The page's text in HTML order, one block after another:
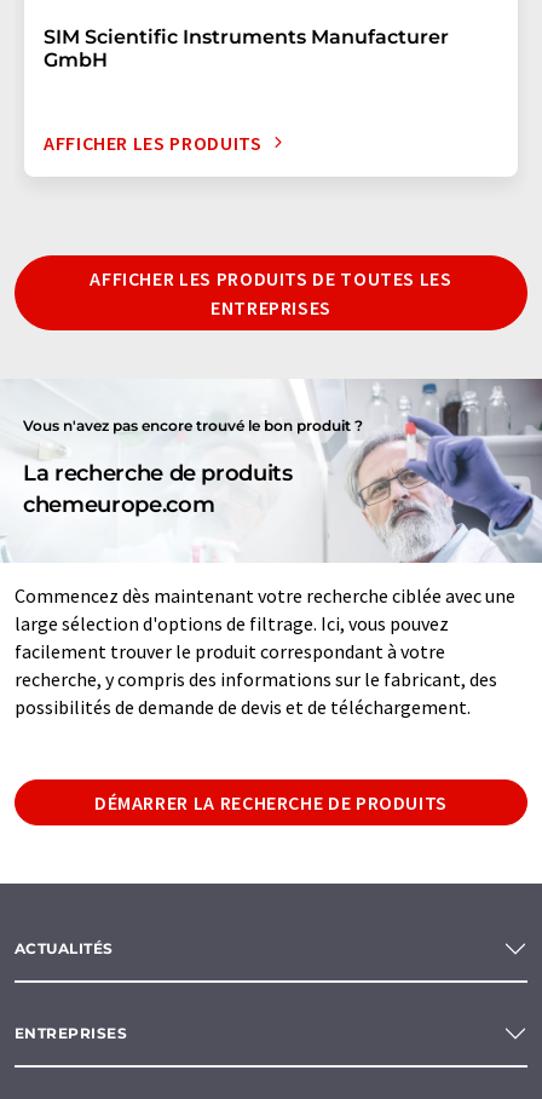
SIM Scientific Instruments Manufacturer
GmbH
AFFICHER LES PRODUITS
AFFICHER LES PRODUITS DE TOUTES LES
ENTREPRISES
Vous n'avez pas encore trouvé le bon produit ?
La recherche de produits
chemeurope.com
Commencez dès maintenant votre recherche ciblée avec une
large sélection d'options de filtrage. Ici, vous pouvez
facilement trouver le produit correspondant à votre
recherche, y compris des informations sur le fabricant, des
possibilités de demande de devis et de téléchargement.
DÉMARRER LA RECHERCHE DE PRODUITS
ACTUALITÉS
ENTREPRISES